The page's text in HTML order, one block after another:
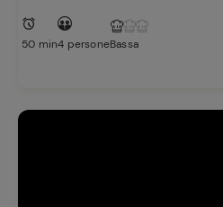
50 min4 personeBassa